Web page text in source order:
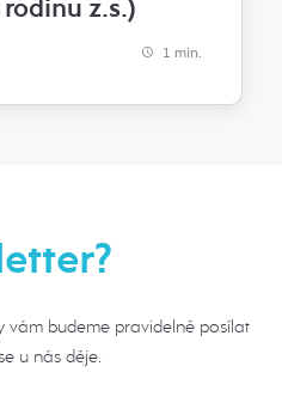
z.s.)
1 min.
vám budeme pravidelně posílat
u nás děje.